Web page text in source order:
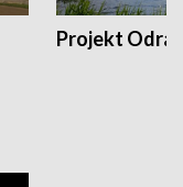
Projekt Odra